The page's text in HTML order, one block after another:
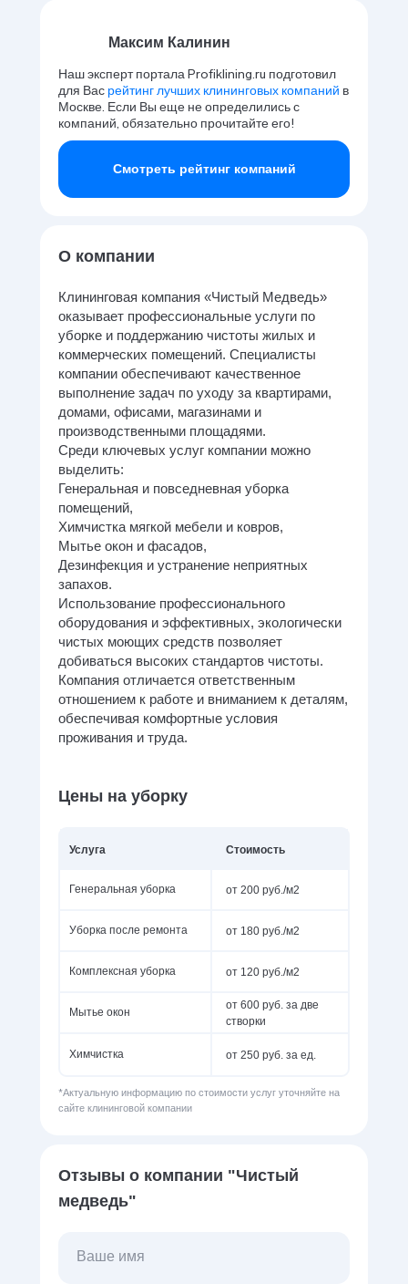
Максим Калинин
Наш эксперт портала Profiklining.ru подготовил
для Вас рейтинг лучших клининговых компаний в
Москве. Если Вы еще не определились с
компаний, обязательно прочитайте его!
Смотреть рейтинг компаний
О компании
Клининговая компания «Чистый Медведь»
оказывает профессиональные услуги по
уборке и поддержанию чистоты жилых и
коммерческих помещений. Специалисты
компании обеспечивают качественное
выполнение задач по уходу за квартирами,
домами, офисами, магазинами и
производственными площадями.
Среди ключевых услуг компании можно
выделить:
Генеральная и повседневная уборка
помещений,
Химчистка мягкой мебели и ковров,
Мытье окон и фасадов,
Дезинфекция и устранение неприятных
запахов.
Использование профессионального
оборудования и эффективных, экологически
чистых моющих средств позволяет
добиваться высоких стандартов чистоты.
Компания отличается ответственным
отношением к работе и вниманием к деталям,
обеспечивая комфортные условия
проживания и труда.
Цены на уборку
Услуга Стоимость
Генеральная уборка от 200 руб./м2
Уборка после ремонта от 180 руб./м2
Комплексная уборка от 120 руб./м2
Мытье окон
от 600 руб. за две
створки
Химчистка от 250 руб. за ед.
*Актуальную информацию по стоимости услуг уточняйте на
сайте клининговой компании
Отзывы о компании "Чистый
медведь"